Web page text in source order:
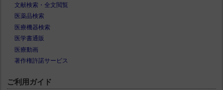
文献検索・全文閲覧
医薬品検索
医療機器検索
医学書通販
医療動画
著作権許諾サービス
ご利用ガイド